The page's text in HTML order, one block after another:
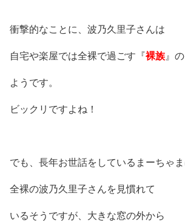
衝撃的なことに、波乃久里子さんは
自宅や楽屋では全裸で過ごす『裸族 』の
ようです。
ビックリですよね！
でも、長年お世話をしているまーちゃ
全裸の波乃久里子さんを見慣れて
いるそうですが、大きな窓の外から